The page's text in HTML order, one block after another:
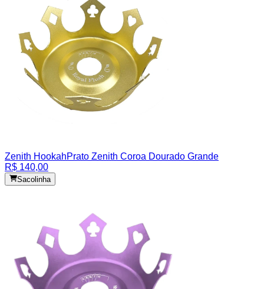
Zenith HookahPrato Zenith Coroa Dourado Grande
R$ 140,00
Sacolinha